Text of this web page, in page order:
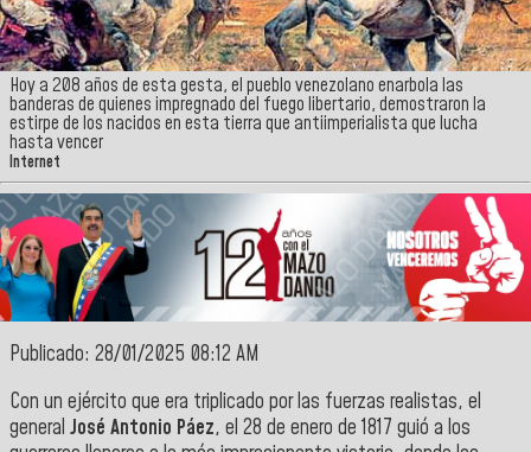
Hoy a 208 años de esta gesta, el pueblo venezolano enarbola las
banderas de quienes impregnado del fuego libertario, demostraron la
estirpe de los nacidos en esta tierra que antiimperialista que lucha
hasta vencer
Internet
Publicado: 28/01/2025 08:12 AM
Con un ejército que era triplicado por las fuerzas realistas, el
general José Antonio Páez, el 28 de enero de 1817 guió a los